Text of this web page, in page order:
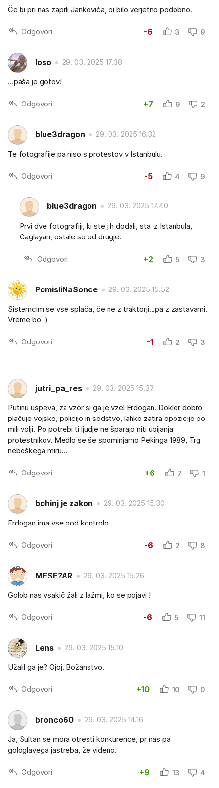
Če bi pri nas zaprli Jankovića, bi bilo verjetno podobno.
Odgovori -6 3 9
loso 29. 03. 2025 17.38
…paša je gotov!
Odgovori +7 9 2
blue3dragon 29. 03. 2025 16.32
Te fotografije pa niso s protestov v Istanbulu.
Odgovori -5 4 9
blue3dragon 29. 03. 2025 17.40
Prvi dve fotografiji, ki ste jih dodali, sta iz Istanbula,
Caglayan, ostale so od drugje.
Odgovori +2 5 3
PomisliNaSonce 29. 03. 2025 15.52
Sistemcim se vse splača, če ne z traktorji...pa z zastavami.
Vreme bo :)
Odgovori -1 2 3
jutri_pa_res 29. 03. 2025 15.37
Putinu uspeva, za vzor si ga je vzel Erdogan. Dokler dobro
plačuje vojsko, policijo in sodstvo, lahko zatira opozicijo po
mili volji. Po potrebi ti ljudje ne šparajo niti ubijanja
protestnikov. Medlo se še spominjamo Pekinga 1989, Trg
nebeškega miru...
Odgovori +6 7 1
bohinj je zakon 29. 03. 2025 15.30
Erdogan ima vse pod kontrolo.
Odgovori -6 2 8
MESE?AR 29. 03. 2025 15.26
Golob nas vsakič žali z lažmi, ko se pojavi !
Odgovori -6 5 11
Lens 29. 03. 2025 15.10
Užalil ga je? Ojoj. Božanstvo.
Odgovori +10 10 0
bronco60 29. 03. 2025 14.16
Ja, Sultan se mora otresti konkurence, pr nas pa
gologlavega jastreba, že videno.
Odgovori +9 13 4